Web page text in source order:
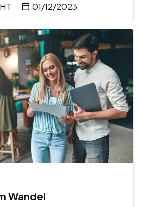
01/12/2023
Wandel